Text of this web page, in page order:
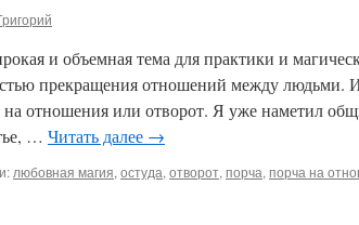
и объемная тема для практики и
прекращения отношений между людьми.
на отношения или отворот. Я уже наметил
… Читать далее →
любовная магия, остуда, отворот, порча, порча на